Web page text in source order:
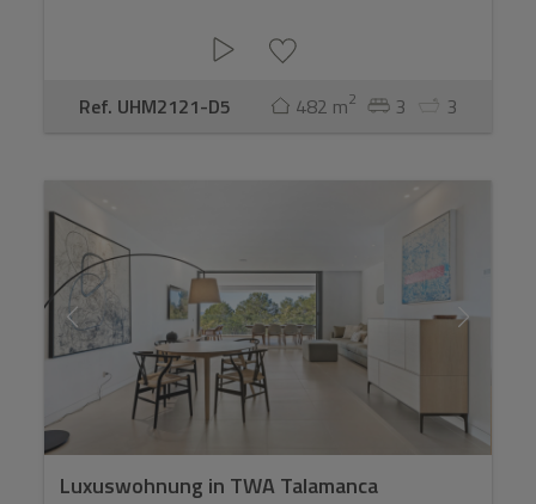
Ref. UHM2121-D5 482 m2 3 3
Luxuswohnung in TWA Talamanca